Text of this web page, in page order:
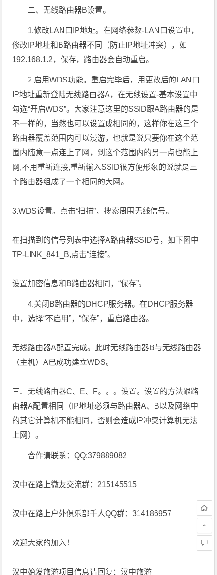
二、无线路由器B设置。
1.修改LAN口IP地址。在网络参数-LAN口设置中，
修改IP地址和B路由器不同（防止IP地址冲突），如
192.168.1.2，保存，路由器会自动重启。
2.启用WDS功能。重启完毕后，用更改后的LAN口
IP地址重新登陆无线路由器A，在无线设置-基本设置中
勾选“开启WDS”。大家注意这里的SSID跟A路由器的是
不一样的，当然也可以设置成相同的，这样你在这三个
路由器覆盖范围内可以漫游，也就是说只要你在这个范
围内随意一点连上了网，到这个范围内的另一点也能上
网,不用重新连接,重新输入SSID很方便形象的说就是三
个路由器组成了一个相同的大网。
3.WDS设置。点击“扫描”，搜索周围无线信号。
在扫描到的信号列表中选择A路由器SSID号，如下图中
TP-LINK_841_B,点击“连接”。
设置加密信息和B路由器相同，“保存”。
4.关闭B路由器的DHCP服务器。在DHCP服务器
中，选择“不启用”，“保存”，重启路由器。
无线路由器A配置完成。此时无线路由器B与无线路由器
（主机）A已成功建立WDS。
三、无线路由器C、E、F。。。设置。设置的方法跟路
由器A配置相同（IP地址必须与路由器A、B以及网络中
的其它计算机不能相同，否则会造成IP冲突计算机无法
上网）。
合作请联系：QQ:379889082
汉中在路上微友交流群：215145515
汉中在路上户外俱乐部千人QQ群：314186957
欢迎大家的加入！
汉中始发旅游项目信息请回复：汉中旅游